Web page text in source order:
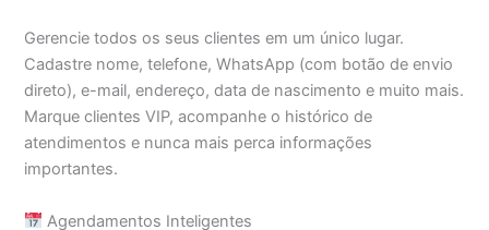
Gerencie todos os seus clientes em um único lugar.
Cadastre nome, telefone, WhatsApp (com botão de envio
direto), e-mail, endereço, data de nascimento e muito mais.
Marque clientes VIP, acompanhe o histórico de
atendimentos e nunca mais perca informações
importantes.
Agendamentos Inteligentes